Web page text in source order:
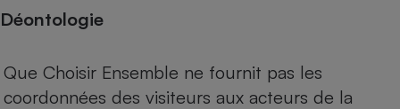
Déontologie
Que Choisir Ensemble ne fournit pas les
coordonnées des visiteurs aux acteurs de la